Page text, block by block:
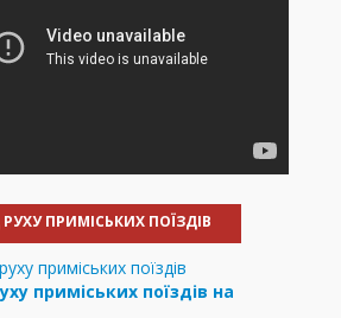
ПРИМІСЬКИХ ПОЇЗДІВ
приміських поїздів на